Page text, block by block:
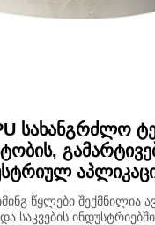
სახანგრძლო
წყლები შექმნილია
საკვების